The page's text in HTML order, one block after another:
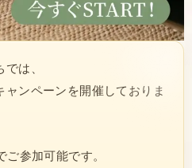
は、
ンペーンを開催しておりま
参加可能です。